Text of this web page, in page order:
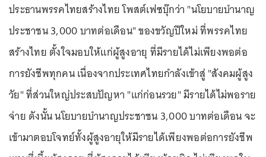
ประธานพรรคไทยสร้างไทย โพสต์เฟซบุ๊กว่า "นโยบายบำนาญ
ประชาชน 3,000 บาทต่อเดือน" ของขวัญปีใหม่ ที่พรรคไทย
สร้างไทย ตั้งใจมอบให้แก่ผู้สูงอายุ ที่มีรายได้ไม่เพียงพอต่อ
การยังชีพทุกคน เนื่องจากประเทศไทยกำลังเข้าสู่ "สังคมผู้สูง
วัย" ที่ส่วนใหญ่ประสบปัญหา "แก่ก่อนรวย" มีรายได้ไม่พอราย
จ่าย ดังนั้น นโยบายบำนาญประชาชน 3,000 บาทต่อเดือน จะ
เข้ามาตอบโจทย์ทั้งผู้สูงอายุให้มีรายได้เพียงพอต่อการยังชีพ